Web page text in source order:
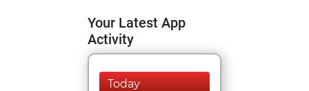
Your Latest App
Activity
Today